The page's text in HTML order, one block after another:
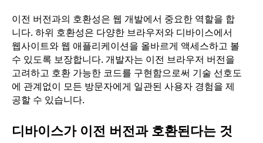
이전 버전과의 호환성은 웹 개발에서 중요한 역할을 합
니다. 하위 호환성은 다양한 브라우저와 디바이스에서
웹사이트와 웹 애플리케이션을 올바르게 액세스하고 볼
수 있도록 보장합니다. 개발자는 이전 브라우저 버전을
고려하고 호환 가능한 코드를 구현함으로써 기술 선호도
에 관계없이 모든 방문자에게 일관된 사용자 경험을 제
공할 수 있습니다.
디바이스가 이전 버전과 호환된다는 것